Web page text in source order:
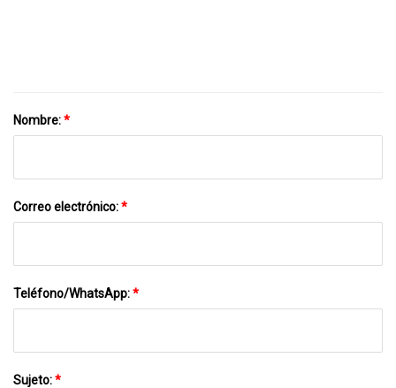
Nombre:*
Correo electrónico:*
Teléfono/WhatsApp:*
Sujeto:*